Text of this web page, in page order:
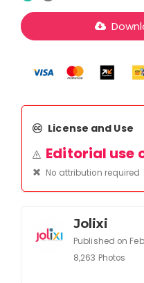
License and Use
Editorial use
No attribution required
Jolixi
Published on
8,263 Photos